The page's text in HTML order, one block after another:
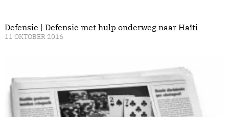
Defensie | Defensie met hulp onderweg naar Haïti
11 OKTOBER 2016